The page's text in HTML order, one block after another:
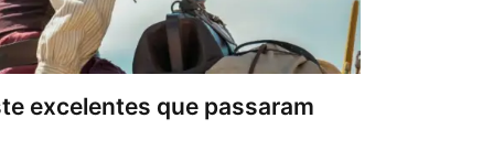
excelentes que passaram